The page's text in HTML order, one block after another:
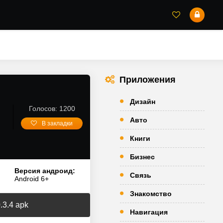
Голосов: 1200
В закладки
Версия андроид:
Android 6+
apk
Приложения
Дизайн
Авто
Книги
Бизнес
Связь
Знакомство
Навигация